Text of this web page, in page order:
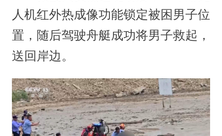
人机红外热成像功能锁定被困男子位
置，随后驾驶舟艇成功将男子救起，
送回岸边。